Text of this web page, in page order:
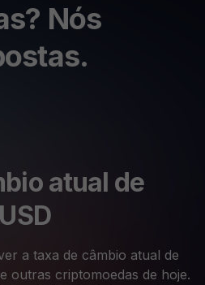
Nós
atual de
a taxa de câmbio atual de
outras criptomoedas de hoje.